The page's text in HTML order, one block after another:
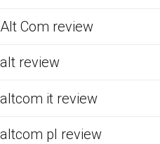
Alt Com review
alt review
altcom it review
altcom pl review